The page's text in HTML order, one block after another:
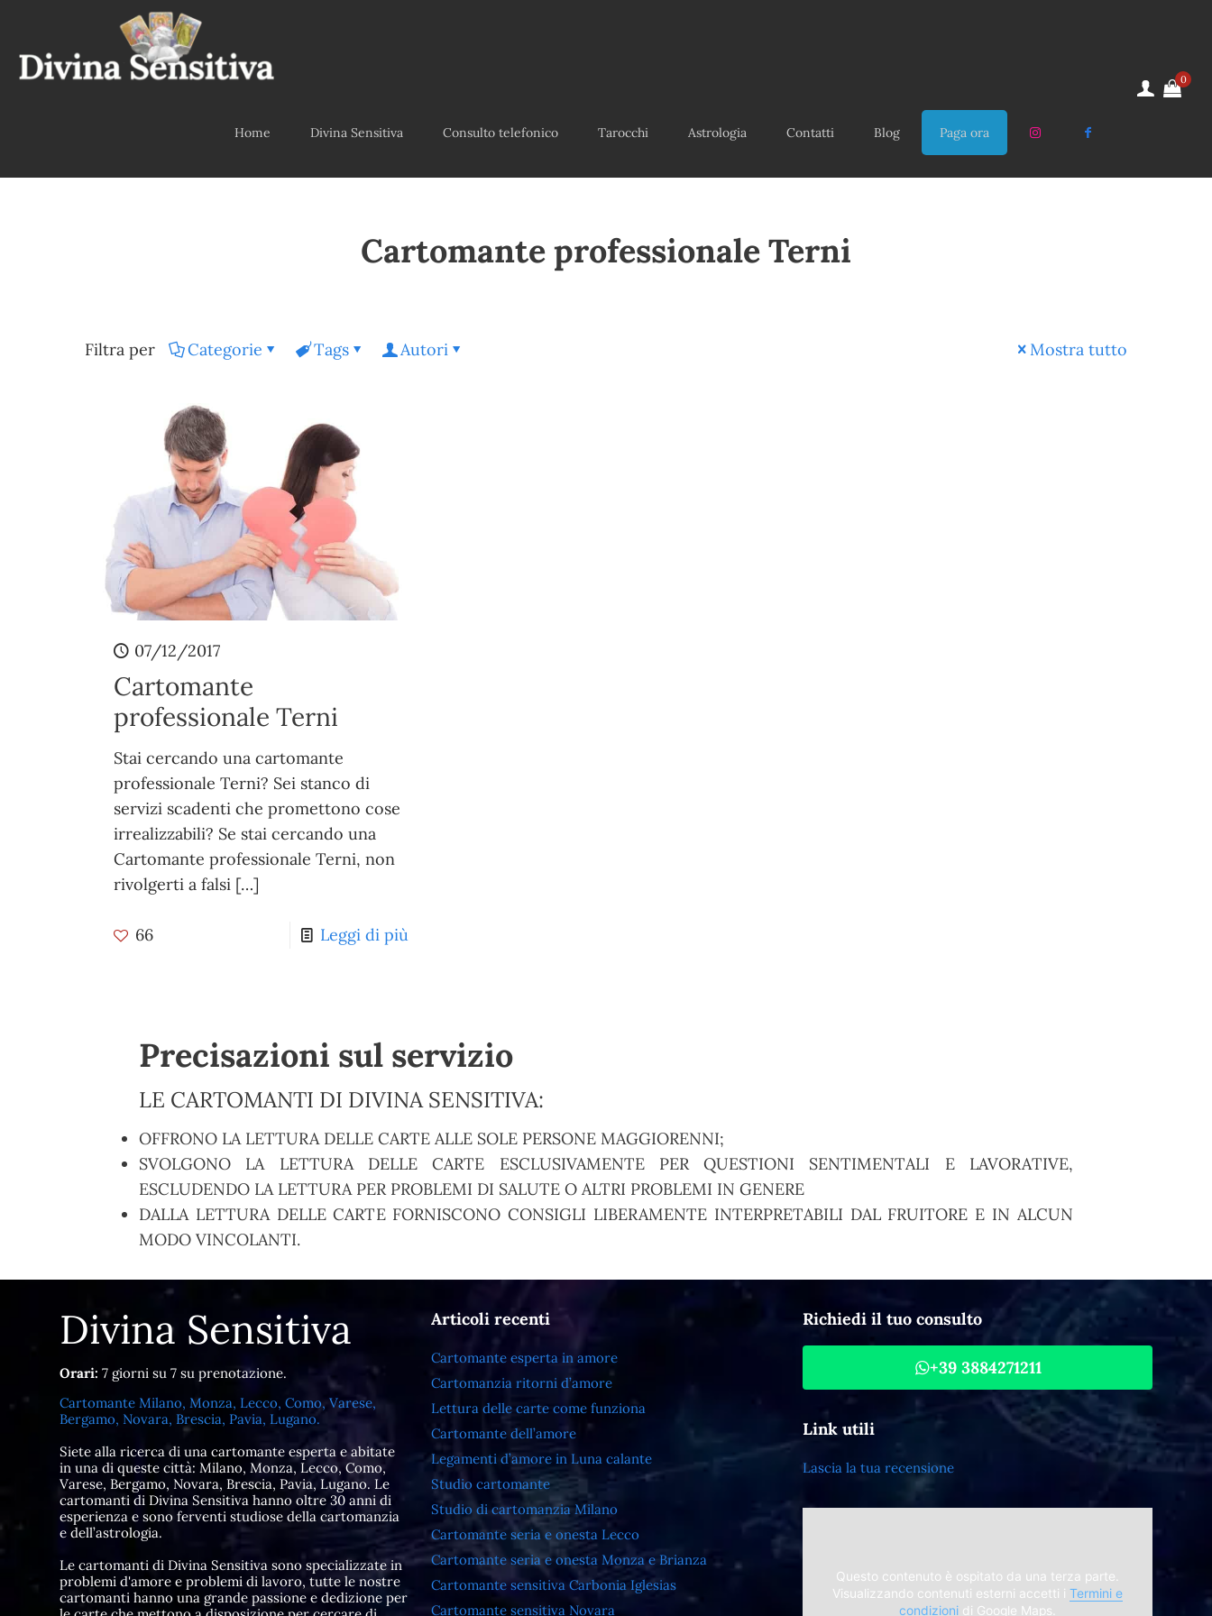
Home Divina Sensitiva Consulto telefonico Tarocchi Astrologia Contatti Blog Paga ora
0
Cartomante professionale Terni
Filtra per Categorie Tags Autori Mostra tutto
07/12/2017
Cartomante
professionale Terni
Stai cercando una cartomante
professionale Terni? Sei stanco di
servizi scadenti che promettono cose
irrealizzabili? Se stai cercando una
Cartomante professionale Terni, non
rivolgerti a falsi[…]
66 Leggi di più
Precisazioni sul servizio
LE CARTOMANTI DI DIVINA SENSITIVA:
OFFRONO LA LETTURA DELLE CARTE ALLE SOLE PERSONE MAGGIORENNI;
SVOLGONO LA LETTURA DELLE CARTE ESCLUSIVAMENTE PER QUESTIONI SENTIMENTALI E LAVORATIVE,
ESCLUDENDO LA LETTURA PER PROBLEMI DI SALUTE O ALTRI PROBLEMI IN GENERE
DALLA LETTURA DELLE CARTE FORNISCONO CONSIGLI LIBERAMENTE INTERPRETABILI DAL FRUITORE E IN ALCUN
MODO VINCOLANTI.
Divina Sensitiva
Orari: 7 giorni su 7 su prenotazione.
Cartomante Milano, Monza, Lecco, Como, Varese,
Bergamo, Novara, Brescia, Pavia, Lugano.
Siete alla ricerca di una cartomante esperta e abitate
in una di queste città: Milano, Monza, Lecco, Como,
Varese, Bergamo, Novara, Brescia, Pavia, Lugano. Le
cartomanti di Divina Sensitiva hanno oltre 30 anni di
esperienza e sono ferventi studiose della cartomanzia
e dell’astrologia.
Le cartomanti di Divina Sensitiva sono specializzate in
problemi d'amore e problemi di lavoro, tutte le nostre
cartomanti hanno una grande passione e dedizione per
Articoli recenti
Cartomante esperta in amore
Cartomanzia ritorni d’amore
Lettura delle carte come funziona
Cartomante dell’amore
Legamenti d’amore in Luna calante
Studio cartomante
Studio di cartomanzia Milano
Cartomante seria e onesta Lecco
Cartomante seria e onesta Monza e Brianza
Cartomante sensitiva Carbonia Iglesias
Cartomante sensitiva Novara
Richiedi il tuo consulto
+39 3884271211
Link utili
Lascia la tua recensione
Questo contenuto è ospitato da una terza parte.
Visualizzando contenuti esterni accetti iTermini e
condizioni di Google Maps.